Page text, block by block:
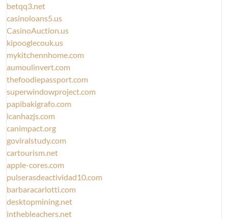
betqq3.net
casinoloans5.us
CasinoAuction.us
kipooglecouk.us
mykitchennhome.com
aumoulinvert.com
thefoodiepassport.com
superwindowproject.com
papibakigrafo.com
icanhazjs.com
canimpact.org
goviralstudy.com
cartourism.net
apple-cores.com
pulserasdeactividad10.com
barbaracarlotti.com
desktopmining.net
inthebleachers.net